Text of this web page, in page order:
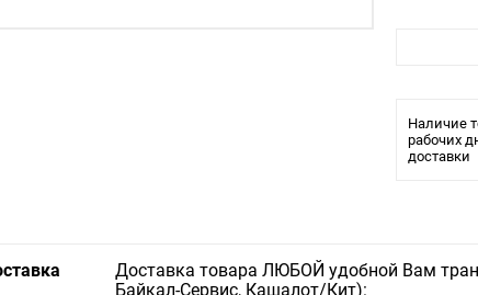
Наличие
рабочих
доставки
Доставка товара ЛЮБОЙ удобной Вам
Байкал-Сервис, Кашалот/Кит):